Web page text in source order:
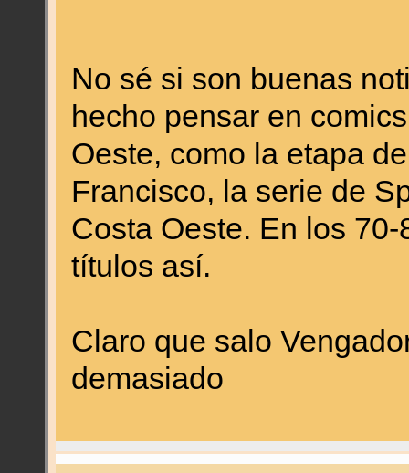
No sé si son buenas
hecho pensar en
Oeste, como la etapa
Francisco, la serie de
Costa Oeste. En los
títulos así.
Claro que salo
demasiado